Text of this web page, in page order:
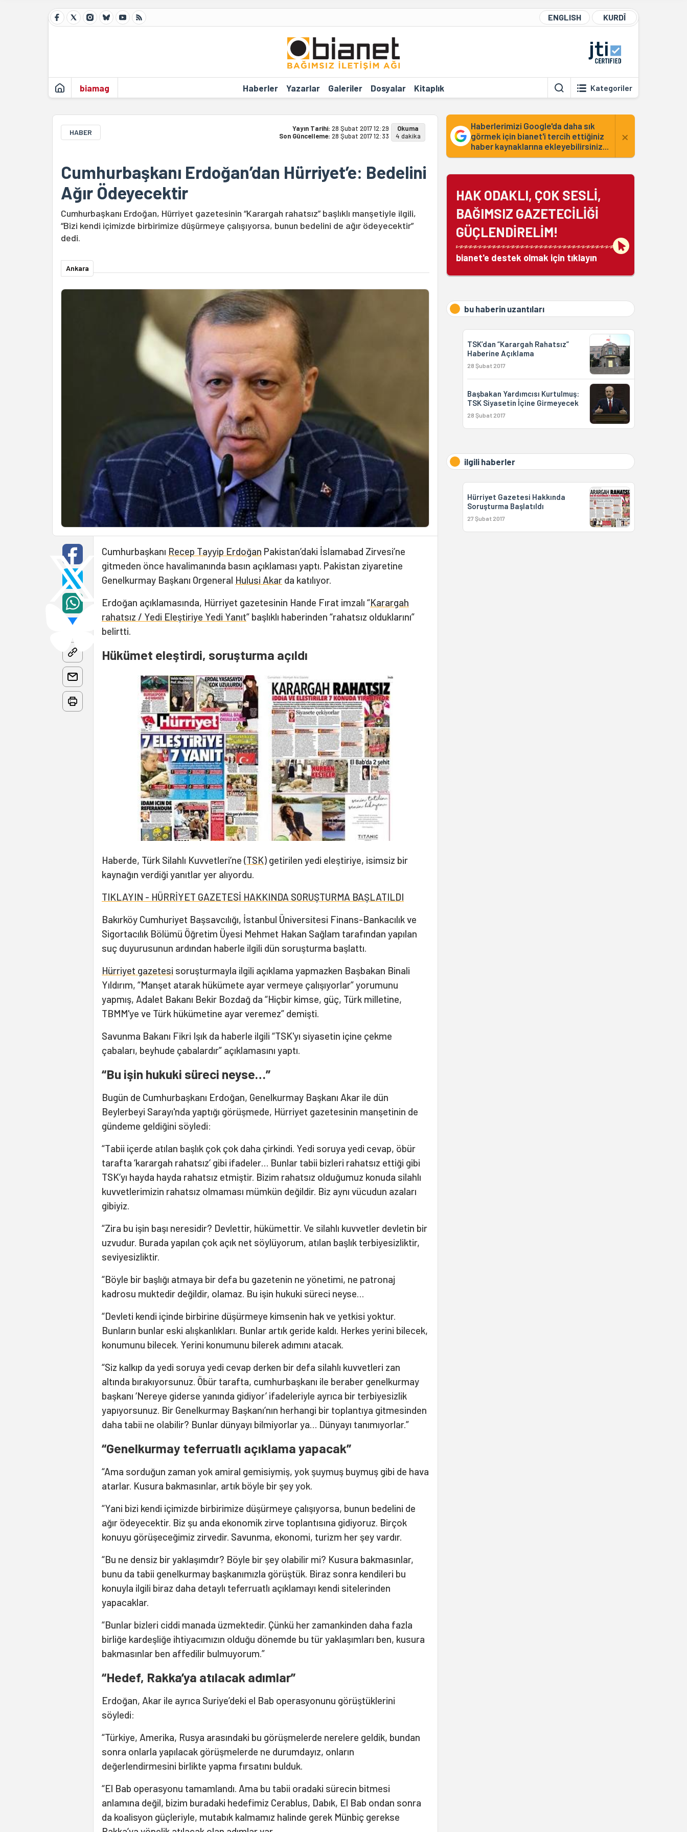
ENGLISH KURDÎ
biamag Haberler Yazarlar Galeriler Dosyalar Kitaplık Kategoriler
HABER Yayın Tarihi: 28 Şubat 2017 12:29
Son Güncelleme: 28 Şubat 2017 12:33
Okuma
4 dakika
Cumhurbaşkanı Erdoğan’dan Hürriyet’e: Bedelini
Ağır Ödeyecektir
Cumhurbaşkanı Erdoğan, Hürriyet gazetesinin “Karargah rahatsız” başlıklı manşetiyle ilgili,
“Bizi kendi içimizde birbirimize düşürmeye çalışıyorsa, bunun bedelini de ağır ödeyecektir”
dedi.
Ankara
Cumhurbaşkanı Recep Tayyip Erdoğan Pakistan’daki İslamabad Zirvesi’ne
gitmeden önce havalimanında basın açıklaması yaptı. Pakistan ziyaretine
Genelkurmay Başkanı Orgeneral Hulusi Akar da katılıyor.
Erdoğan açıklamasında, Hürriyet gazetesinin Hande Fırat imzalı “Karargah
rahatsız / Yedi Eleştiriye Yedi Yanıt” başlıklı haberinden “rahatsız olduklarını”
belirtti.
Hükümet eleştirdi, soruşturma açıldı
Haberde, Türk Silahlı Kuvvetleri’ne (TSK) getirilen yedi eleştiriye, isimsiz bir
kaynağın verdiği yanıtlar yer alıyordu.
TIKLAYIN - HÜRRİYET GAZETESİ HAKKINDA SORUŞTURMA BAŞLATILDI
Bakırköy Cumhuriyet Başsavcılığı, İstanbul Üniversitesi Finans-Bankacılık ve
Sigortacılık Bölümü Öğretim Üyesi Mehmet Hakan Sağlam tarafından yapılan
suç duyurusunun ardından haberle ilgili dün soruşturma başlattı.
Hürriyet gazetesi soruşturmayla ilgili açıklama yapmazken Başbakan Binali
Yıldırım, “Manşet atarak hükümete ayar vermeye çalışıyorlar” yorumunu
yapmış, Adalet Bakanı Bekir Bozdağ da “Hiçbir kimse, güç, Türk milletine,
TBMM'ye ve Türk hükümetine ayar veremez” demişti.
Savunma Bakanı Fikri Işık da haberle ilgili “TSK'yı siyasetin içine çekme
çabaları, beyhude çabalardır” açıklamasını yaptı.
“Bu işin hukuki süreci neyse…”
Bugün de Cumhurbaşkanı Erdoğan, Genelkurmay Başkanı Akar ile dün
Beylerbeyi Sarayı'nda yaptığı görüşmede, Hürriyet gazetesinin manşetinin de
gündeme geldiğini söyledi:
“Tabii içerde atılan başlık çok çok daha çirkindi. Yedi soruya yedi cevap, öbür
tarafta ‘karargah rahatsız’ gibi ifadeler… Bunlar tabii bizleri rahatsız ettiği gibi
TSK’yı hayda hayda rahatsız etmiştir. Bizim rahatsız olduğumuz konuda silahlı
kuvvetlerimizin rahatsız olmaması mümkün değildir. Biz aynı vücudun azaları
gibiyiz.
“Zira bu işin başı neresidir? Devlettir, hükümettir. Ve silahlı kuvvetler devletin bir
uzvudur. Burada yapılan çok açık net söylüyorum, atılan başlık terbiyesizliktir,
seviyesizliktir.
“Böyle bir başlığı atmaya bir defa bu gazetenin ne yönetimi, ne patronaj
kadrosu muktedir değildir, olamaz. Bu işin hukuki süreci neyse…
“Devleti kendi içinde birbirine düşürmeye kimsenin hak ve yetkisi yoktur.
Bunların bunlar eski alışkanlıkları. Bunlar artık geride kaldı. Herkes yerini bilecek,
konumunu bilecek. Yerini konumunu bilerek adımını atacak.
“Siz kalkıp da yedi soruya yedi cevap derken bir defa silahlı kuvvetleri zan
altında bırakıyorsunuz. Öbür tarafta, cumhurbaşkanı ile beraber genelkurmay
başkanı ‘Nereye giderse yanında gidiyor’ ifadeleriyle ayrıca bir terbiyesizlik
yapıyorsunuz. Bir Genelkurmay Başkanı’nın herhangi bir toplantıya gitmesinden
daha tabii ne olabilir? Bunlar dünyayı bilmiyorlar ya… Dünyayı tanımıyorlar.”
“Genelkurmay teferruatlı açıklama yapacak”
“Ama sorduğun zaman yok amiral gemisiymiş, yok şuymuş buymuş gibi de hava
atarlar. Kusura bakmasınlar, artık böyle bir şey yok.
“Yani bizi kendi içimizde birbirimize düşürmeye çalışıyorsa, bunun bedelini de
ağır ödeyecektir. Biz şu anda ekonomik zirve toplantısına gidiyoruz. Birçok
konuyu görüşeceğimiz zirvedir. Savunma, ekonomi, turizm her şey vardır.
“Bu ne densiz bir yaklaşımdır? Böyle bir şey olabilir mi? Kusura bakmasınlar,
bunu da tabii genelkurmay başkanımızla görüştük. Biraz sonra kendileri bu
konuyla ilgili biraz daha detaylı teferruatlı açıklamayı kendi sitelerinden
yapacaklar.
“Bunlar bizleri ciddi manada üzmektedir. Çünkü her zamankinden daha fazla
birliğe kardeşliğe ihtiyacımızın olduğu dönemde bu tür yaklaşımları ben, kusura
bakmasınlar ben affedilir bulmuyorum.”
“Hedef, Rakka’ya atılacak adımlar”
Erdoğan, Akar ile ayrıca Suriye’deki el Bab operasyonunu görüştüklerini
söyledi:
“Türkiye, Amerika, Rusya arasındaki bu görüşmelerde nerelere geldik, bundan
sonra onlarla yapılacak görüşmelerde ne durumdayız, onların
değerlendirmesini birlikte yapma fırsatını bulduk.
“El Bab operasyonu tamamlandı. Ama bu tabii oradaki sürecin bitmesi
anlamına değil, bizim buradaki hedefimiz Cerablus, Dabık, El Bab ondan sonra
da koalisyon güçleriyle, mutabık kalmamız halinde gerek Münbiç gerekse
Haberlerimizi Google'da daha sık
görmek için bianet'i tercih ettiğiniz
haber kaynaklarına ekleyebilirsiniz...
×
HAK ODAKLI, ÇOK SESLİ,
BAĞIMSIZ GAZETECİLİĞİ
GÜÇLENDİRELİM!
bianet'e destek olmak için tıklayın
bu haberin uzantıları
TSK’dan “Karargah Rahatsız”
Haberine Açıklama
28 Şubat 2017
Başbakan Yardımcısı Kurtulmuş:
TSK Siyasetin İçine Girmeyecek
28 Şubat 2017
ilgili haberler
Hürriyet Gazetesi Hakkında
Soruşturma Başlatıldı
27 Şubat 2017